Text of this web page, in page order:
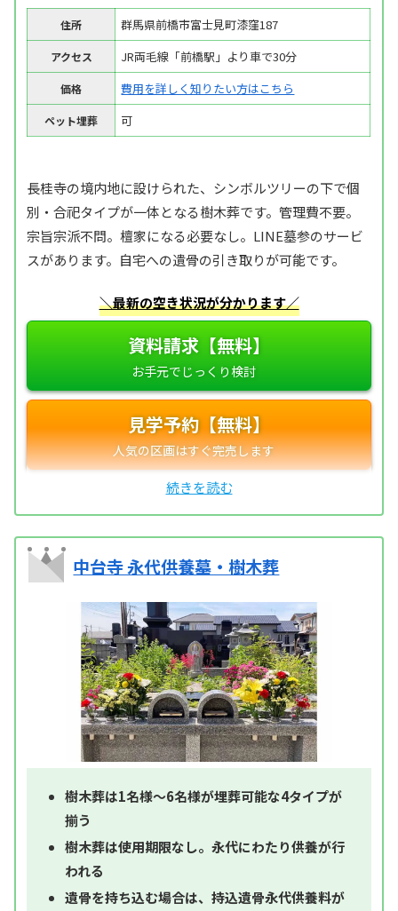
住所 群馬県前橋市富士見町漆窪187
アクセス JR両毛線「前橋駅」より車で30分
価格 費用を詳しく知りたい方はこちら
ペット埋葬 可
長桂寺の境内地に設けられた、シンボルツリーの下で個
別・合祀タイプが一体となる樹木葬です。管理費不要。
宗旨宗派不問。檀家になる必要なし。LINE墓参のサービ
スがあります。自宅への遺骨の引き取りが可能です。
＼最新の空き状況が分かります／
資料請求【無料】
見学予約【無料】
中台寺 永代供養墓・樹木葬
樹木葬は1名様～6名様が埋葬可能な4タイプが
揃う
樹木葬は使用期限なし。永代にわたり供養が行
われる
遺骨を持ち込む場合は、持込遺骨永代供養料が